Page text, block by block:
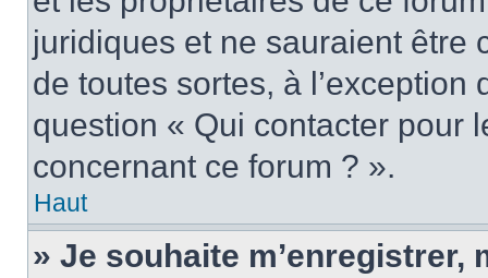
juridiques et ne sauraient être
de toutes sortes, à
question « Qui contacter pour
concernant ce forum ? ».
Haut
» Je souhaite m’enregistrer,